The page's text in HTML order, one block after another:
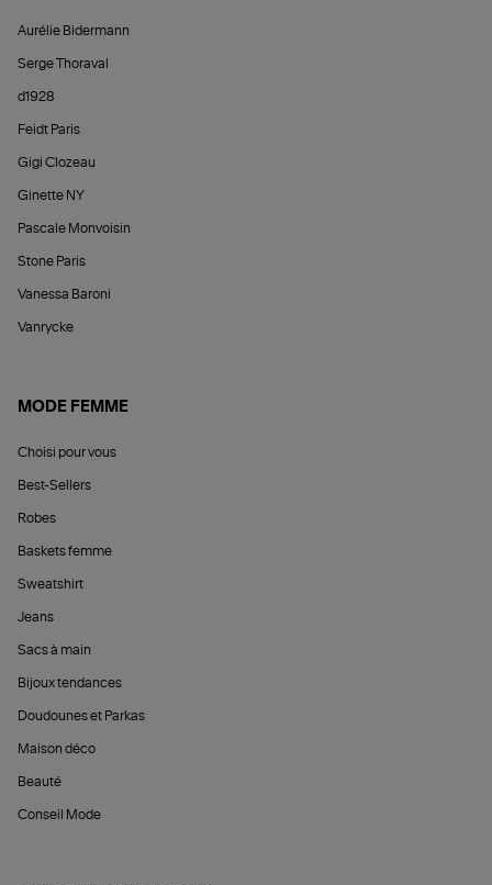
Aurélie Bidermann
Serge Thoraval
d1928
Feidt Paris
Gigi Clozeau
Ginette NY
Pascale Monvoisin
Stone Paris
Vanessa Baroni
Vanrycke
MODE FEMME
Choisi pour vous
Best-Sellers
Robes
Baskets femme
Sweatshirt
Jeans
Sacs à main
Bijoux tendances
Doudounes et Parkas
Maison déco
Beauté
Conseil Mode